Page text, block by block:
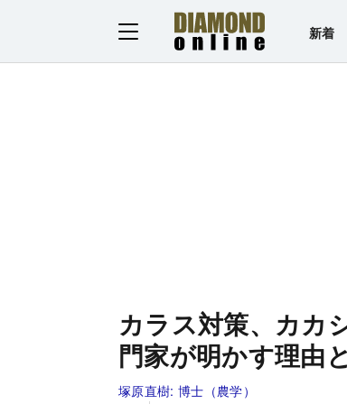
新着
カラス対策、カカ
門家が明かす理由
塚原直樹: 博士（農学）